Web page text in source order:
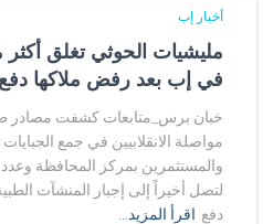
أخبار إب
في إب بعد رفض ملاكها دفع
خبان برس_متابعات كشفت مصادر
مواصلة الانقلابيين في جمع
والمستثمرين بمركز المحافظة وعدد
لتصل أخيراً إلى إجبار المنشآت
دفع اقرأ المزيد…